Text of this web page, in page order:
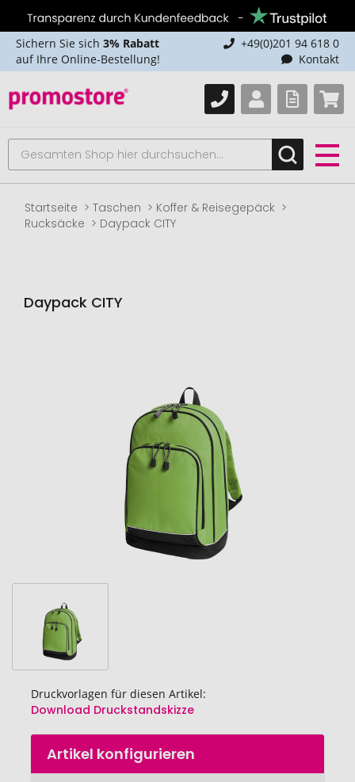
Sichern Sie sich 3% Rabatt
auf Ihre Online-Bestellung!
+49(0)201 94 618 0
Kontakt
Startseite Taschen
Koffer & Reisegepäck
Rucksäcke
Daypack CITY
Daypack CITY
Druckvorlagen für diesen Artikel:
Download Druckstandskizze
Zum
AnfangArtikel konfigurieren